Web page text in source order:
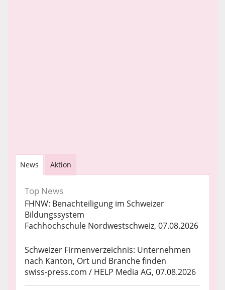
News Aktion
Top News
FHNW: Benachteiligung im Schweizer
Bildungssystem
Fachhochschule Nordwestschweiz, 07.08.2026
Schweizer Firmenverzeichnis: Unternehmen
nach Kanton, Ort und Branche finden
swiss-press.com / HELP Media AG, 07.08.2026